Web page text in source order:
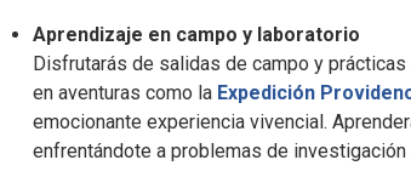
Aprendizaje en campo y laboratorio
Disfrutarás de salidas de campo y
en aventuras como la Expedición
emocionante experiencia vivencial.
enfrentándote a problemas de